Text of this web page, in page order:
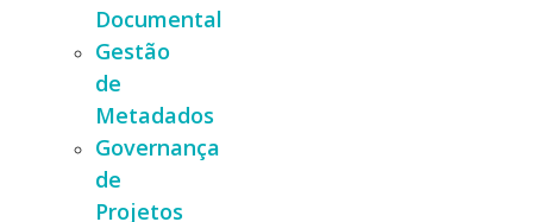
Documental
Gestão
de
Metadados
Governança
de
Projetos